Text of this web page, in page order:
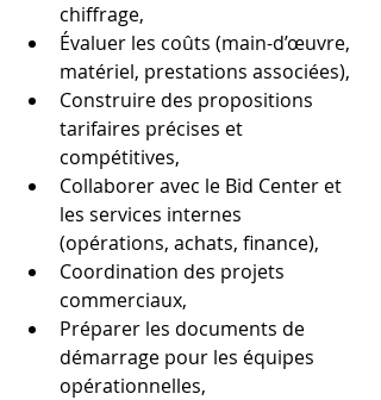
chiffrage,
Évaluer les coûts (main-d’œuvre,
matériel, prestations associées),
Construire des propositions
tarifaires précises et
compétitives,
Collaborer avec le Bid Center et
les services internes
(opérations, achats, finance),
Coordination des projets
commerciaux,
Préparer les documents de
démarrage pour les équipes
opérationnelles,